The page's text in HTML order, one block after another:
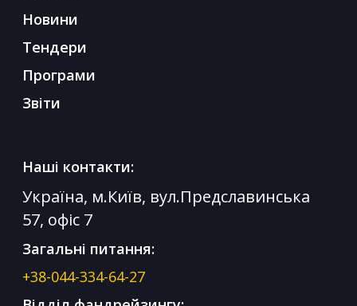
Новини
Тендери
Програми
Звіти
Наші контакти:
Україна, м.Київ, вул.Предславинська
57, офіс 7
Загальні питання:
+38-044-334-64-27